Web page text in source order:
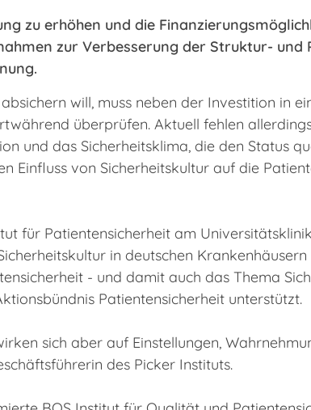
zu erhöhen und die
zur Verbesserung der Struktur- und
will, muss neben der Investition in
überprüfen. Aktuell fehlen
und das Sicherheitsklima, die den Status
Einfluss von Sicherheitskultur auf die
für Patientensicherheit am
in deutschen
- und damit auch das Thema
Patientensicherheit unterstützt.
sich aber auf Einstellungen,
des Picker Instituts.